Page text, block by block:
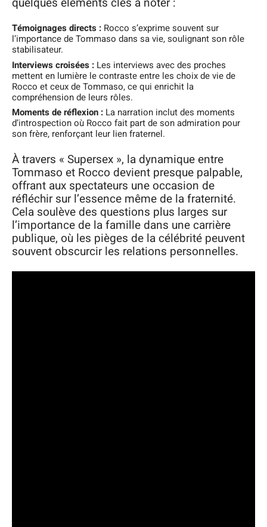
Témoignages directs : Rocco s’exprime souvent sur
l’importance de Tommaso dans sa vie, soulignant son rôle
stabilisateur.
Interviews croisées : Les interviews avec des proches
mettent en lumière le contraste entre les choix de vie de
Rocco et ceux de Tommaso, ce qui enrichit la
compréhension de leurs rôles.
Moments de réflexion : La narration inclut des moments
d’introspection où Rocco fait part de son admiration pour
son frère, renforçant leur lien fraternel.
À travers « Supersex », la dynamique entre
Tommaso et Rocco devient presque palpable,
offrant aux spectateurs une occasion de
réfléchir sur l’essence même de la fraternité.
Cela soulève des questions plus larges sur
l’importance de la famille dans une carrière
publique, où les pièges de la célébrité peuvent
souvent obscurcir les relations personnelles.